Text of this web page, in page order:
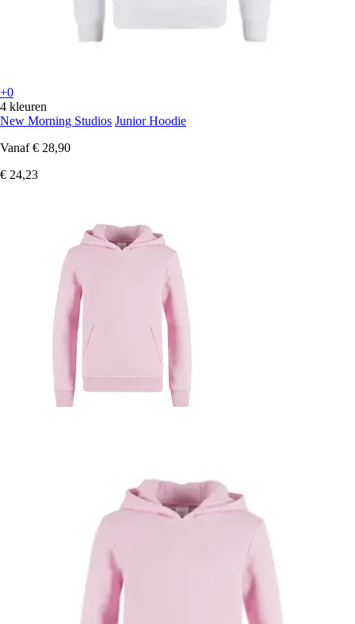
+0
4 kleuren
New Morning Studios Junior Hoodie
Vanaf € 28,90
€ 24,23